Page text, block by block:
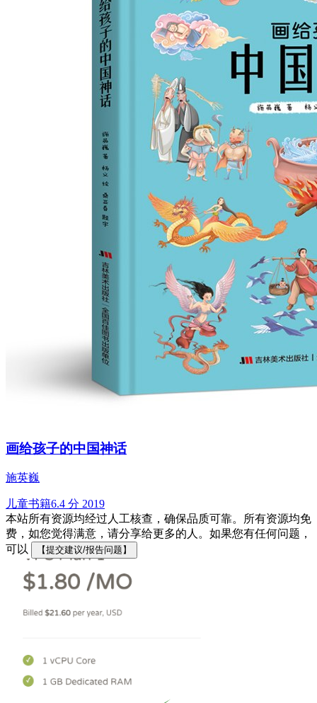
画给孩子的中国神话
施英巍
儿童书籍6.4 分 2019
本站所有资源均经过人工核查，确保品质可靠。所有资源均免
费，如您觉得满意，请分享给更多的人。如果您有任何问题，
可以
【提交建议/报告问题】